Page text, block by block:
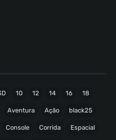
10 12 14 16 18
Aventura Ação black25
Console Corrida Espacial